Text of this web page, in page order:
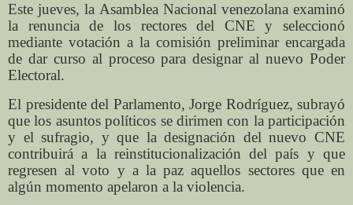
Este jueves, la Asamblea Nacional venezolana examinó
la renuncia de los rectores del CNE y seleccionó
mediante votación a la comisión preliminar encargada
de dar curso al proceso para designar al nuevo Poder
Electoral.
El presidente del Parlamento, Jorge Rodríguez, subrayó
que los asuntos políticos se dirimen con la participación
y el sufragio, y que la designación del nuevo CNE
contribuirá a la reinstitucionalización del país y que
regresen al voto y a la paz aquellos sectores que en
algún momento apelaron a la violencia.